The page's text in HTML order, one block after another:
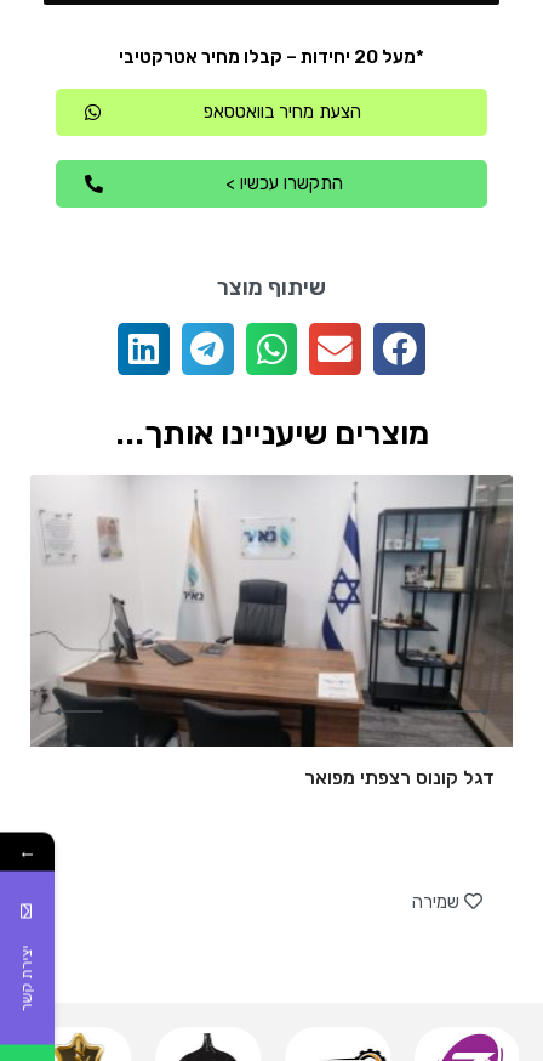
*מעל 20 יחידות – קבלו מחיר אטרקטיבי
הצעת מחיר בוואטסאפ
התקשרו עכשיו >
שיתוף מוצר
מוצרים שיעניינו אותך...
דגל קונוס רצפתי מפואר
שמירה
←
יצירת קשר